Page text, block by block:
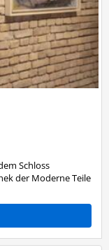
Schloss
der Moderne Teile